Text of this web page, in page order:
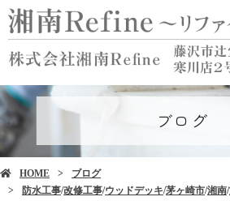
ブログ
HOME
ブログ
防水工事/改修工事/ウッドデッキ/茅ヶ崎市/湘南/